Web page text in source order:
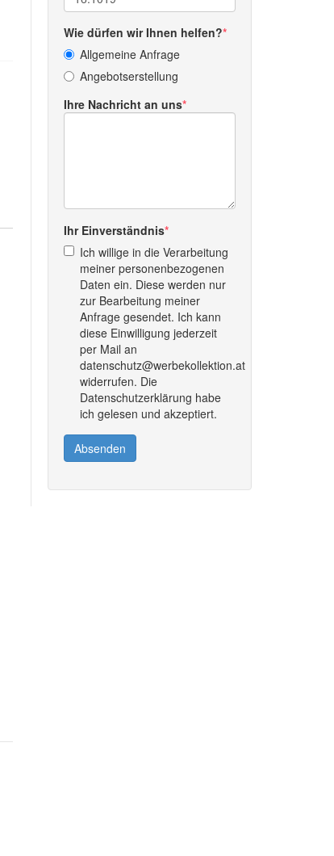
Wie dürfen wir Ihnen helfen?
Allgemeine Anfrage
Angebotserstellung
Ihre Nachricht an uns
Ihr Einverständnis
Ich willige in die Verarbeitung
meiner personenbezogenen
Daten ein. Diese werden nur
zur Bearbeitung meiner
Anfrage gesendet. Ich kann
diese Einwilligung jederzeit
per Mail an
datenschutz@werbekollektion.at
widerrufen. Die
Datenschutzerklärung habe
ich gelesen und akzeptiert.
Absenden